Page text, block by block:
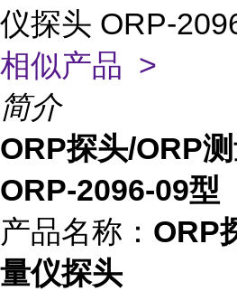
仪探头 ORP-
相似产品 >
简介
ORP探头/ORP
ORP-2096-09型
产品名称： ORP
量仪探头